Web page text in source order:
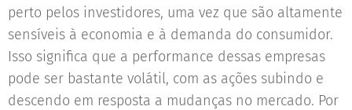
perto pelos investidores, uma vez que são altamente
sensíveis à economia e à demanda do consumidor.
Isso significa que a performance dessas empresas
pode ser bastante volátil, com as ações subindo e
descendo em resposta a mudanças no mercado. Por